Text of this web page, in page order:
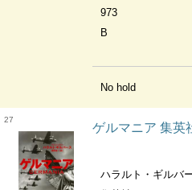
973
B
No hold
27
ゲルマニア 集英
ハラルト・ギルバ